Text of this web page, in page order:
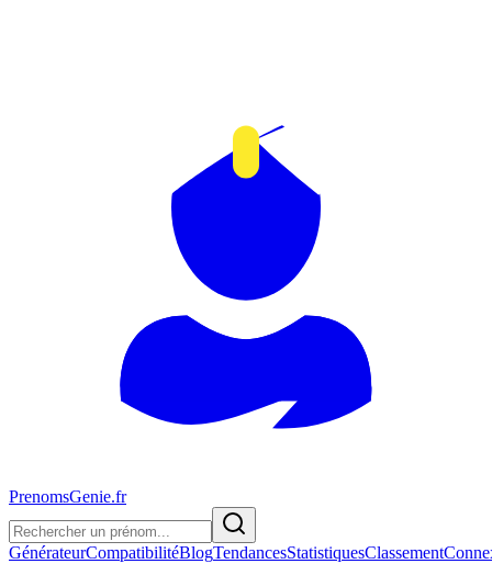
PrenomsGenie.fr
GénérateurCompatibilitéBlogTendancesStatistiquesClassement